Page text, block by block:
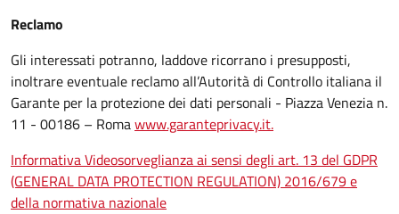
Reclamo
Gli interessati potranno, laddove ricorrano i presupposti,
inoltrare eventuale reclamo all’Autorità di Controllo italiana il
Garante per la protezione dei dati personali - Piazza Venezia n.
11 - 00186 – Romawww.garanteprivacy.it.
Informativa Videosorveglianza ai sensi degli art. 13 del GDPR
(GENERAL DATA PROTECTION REGULATION) 2016/679 e
della normativa nazionale